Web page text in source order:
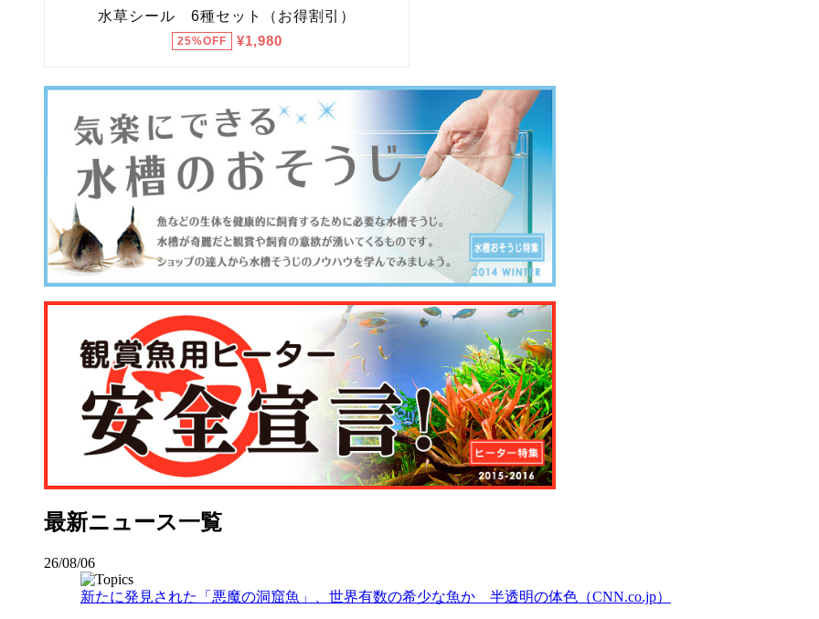
最新ニュース一覧
26/08/06
新たに発見された「悪魔の洞窟魚」、世界有数の希少な魚か 半透明の体色（CNN.co.jp）